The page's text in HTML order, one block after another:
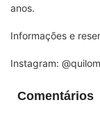
anos.
Informações e
Instagram:
Comentários